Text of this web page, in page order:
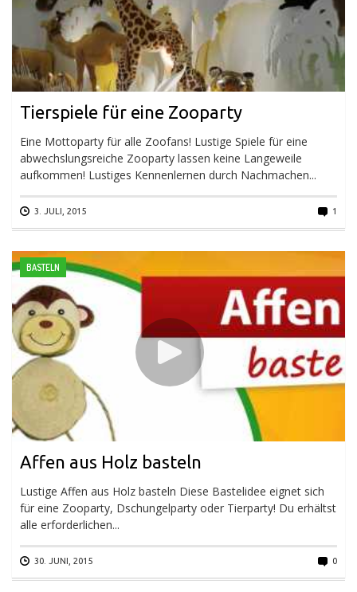
Tierspiele für eine Zooparty
Eine Mottoparty für alle Zoofans! Lustige Spiele für eine
abwechslungsreiche Zooparty lassen keine Langeweile
aufkommen! Lustiges Kennenlernen durch Nachmachen...
3. JULI, 2015 1
BASTELN
Affen aus Holz basteln
Lustige Affen aus Holz basteln Diese Bastelidee eignet sich
für eine Zooparty, Dschungelparty oder Tierparty! Du erhältst
alle erforderlichen...
30. JUNI, 2015 0